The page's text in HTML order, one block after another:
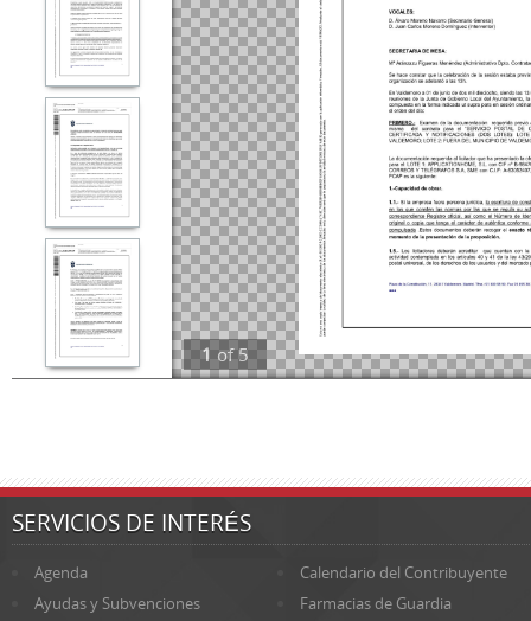
1 of 5
SERVICIOS DE INTERÉS
Agenda
Calendario del Contribuyente
Ayudas y Subvenciones
Farmacias de Guardia